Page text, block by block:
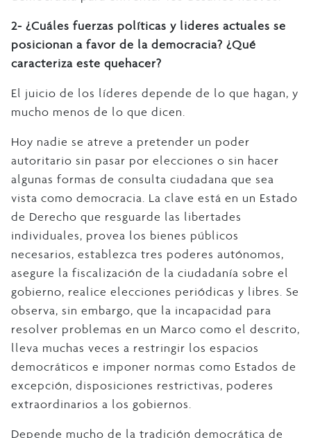
2- ¿Cuáles fuerzas políticas y lideres actuales se
posicionan a favor de la democracia? ¿Qué
caracteriza este quehacer?
El juicio de los líderes depende de lo que hagan, y
mucho menos de lo que dicen.
Hoy nadie se atreve a pretender un poder
autoritario sin pasar por elecciones o sin hacer
algunas formas de consulta ciudadana que sea
vista como democracia. La clave está en un Estado
de Derecho que resguarde las libertades
individuales, provea los bienes públicos
necesarios, establezca tres poderes autónomos,
asegure la fiscalización de la ciudadanía sobre el
gobierno, realice elecciones periódicas y libres. Se
observa, sin embargo, que la incapacidad para
resolver problemas en un Marco como el descrito,
lleva muchas veces a restringir los espacios
democráticos e imponer normas como Estados de
excepción, disposiciones restrictivas, poderes
extraordinarios a los gobiernos.
Depende mucho de la tradición democrática de